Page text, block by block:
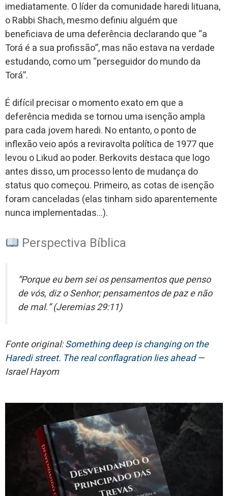
imediatamente. O líder da comunidade haredi lituana,
o Rabbi Shach, mesmo definiu alguém que
beneficiava de uma deferência declarando que “a
Torá é a sua profissão”, mas não estava na verdade
estudando, como um “perseguidor do mundo da
Torá”.
É difícil precisar o momento exato em que a
deferência medida se tornou uma isenção ampla
para cada jovem haredi. No entanto, o ponto de
inflexão veio após a reviravolta política de 1977 que
levou o Likud ao poder. Berkovits destaca que logo
antes disso, um processo lento de mudança do
status quo começou. Primeiro, as cotas de isenção
foram canceladas (elas tinham sido aparentemente
nunca implementadas…).
Perspectiva Bíblica
“Porque eu bem sei os pensamentos que penso
de vós, diz o Senhor; pensamentos de paz e não
de mal.” (Jeremias 29:11)
Fonte original:Something deep is changing on the
Haredi street. The real conflagration lies ahead—
Israel Hayom